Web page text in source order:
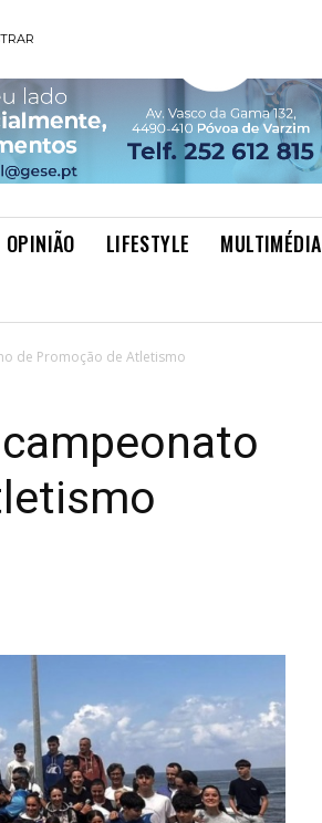
OPINIÃO LIFESTYLE MULTIMÉDIA
de Promoção de Atletismo